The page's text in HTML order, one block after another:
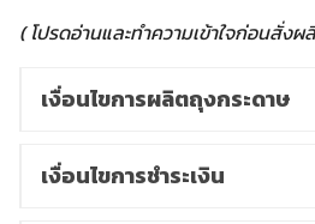
( โปรดอ่านและทำความเข้าใจก่อนสั่งผ
เงื่อนไขการผลิตถุงกระดาษ
เงื่อนไขการชำระเงิน